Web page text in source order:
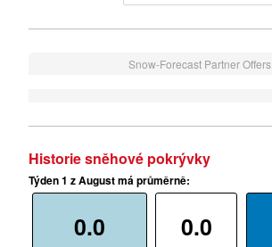
Snow-Forecast Partner Offers
Historie sněhové pokrývky
Týden 1 z August má průměrně:
0.0 0.0